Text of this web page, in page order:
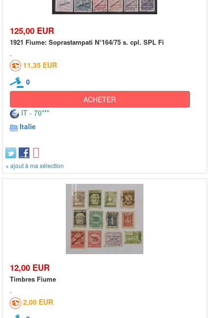
125,00 EUR
1921 Fiume: Soprastampati N°164/75 s. cpl. SPL Fi
11,35 EUR
0
ACHETER
IT - 70***
Italie
+ ajout à ma sélection
12,00 EUR
Timbres Fiume
2,00 EUR